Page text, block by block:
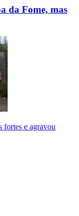
da Fome, mas
fortes e agravou